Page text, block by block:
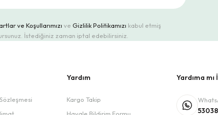
ve Koşullarımızı ve Gizlilik Politikamızı kabul etmiş
İstediğiniz zaman iptal edebilirsiniz.
Yardım
Kargo Takip
Yardıma mı